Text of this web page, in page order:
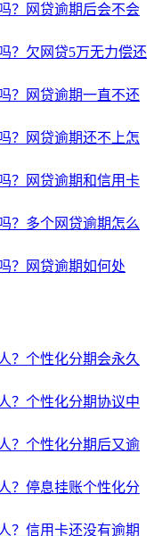
？网贷逾期后会不会
？欠网贷5万无力偿还
？网贷逾期一直不还
？网贷逾期还不上怎
？网贷逾期和信用卡
？多个网贷逾期怎么
？网贷逾期如何处
？个性化分期会永久
？个性化分期协议中
？个性化分期后又逾
？停息挂账个性化分
？信用卡还没有逾期